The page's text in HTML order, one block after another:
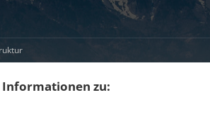
Informationen zu: